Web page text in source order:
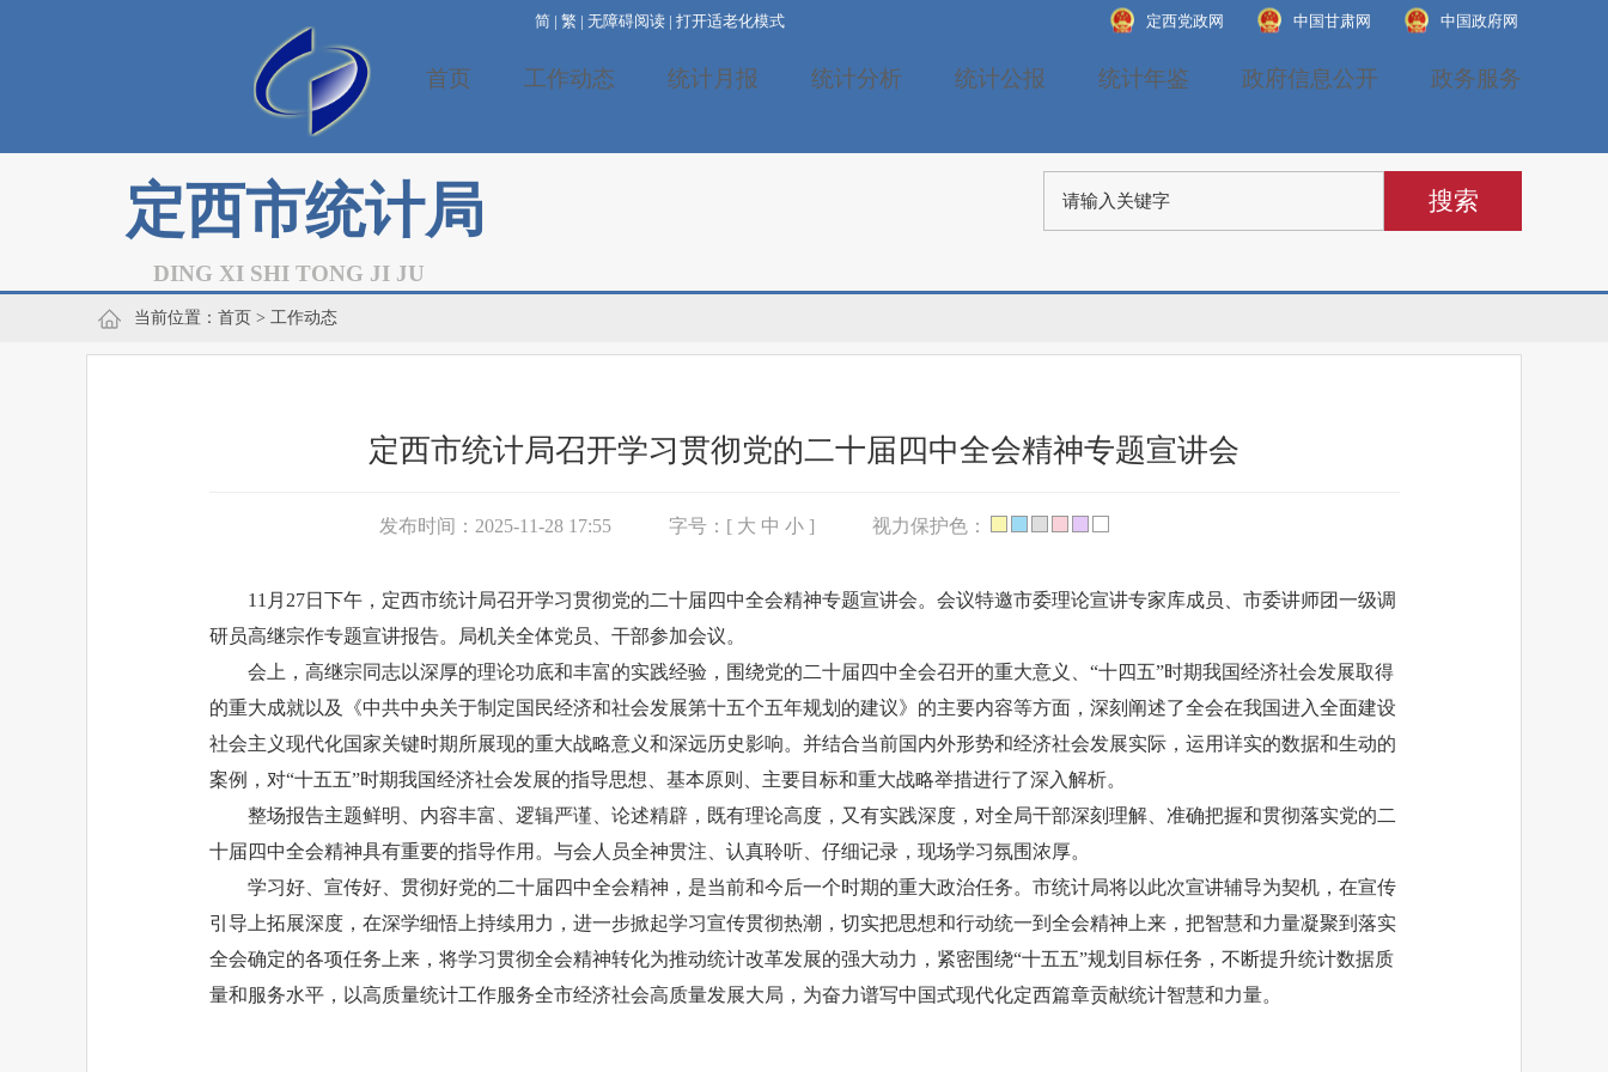
简 | 繁 | 无障碍阅读 | 打开适老化模式 中国政府网
中国甘肃网
定西党政网
首页 工作动态 统计月报 统计分析 统计公报 统计年鉴 政府信息公开 政务服务
定西市统计局
DING XI SHI TONG JI JU
当前位置： 首页 > 工作动态
定西市统计局召开学习贯彻党的二十届四中全会精神专题宣讲会
发布时间：2025-11-28 17:55 字号：[ 大 中 小 ] 视力保护色：
11月27日下午，定西市统计局召开学习贯彻党的二十届四中全会精神专题宣讲会。会议特邀市委理论宣讲专家库成员、市委讲师团一级调
研员高继宗作专题宣讲报告。局机关全体党员、干部参加会议。
会上，高继宗同志以深厚的理论功底和丰富的实践经验，围绕党的二十届四中全会召开的重大意义、“十四五”时期我国经济社会发展取得
的重大成就以及《中共中央关于制定国民经济和社会发展第十五个五年规划的建议》的主要内容等方面，深刻阐述了全会在我国进入全面建设
社会主义现代化国家关键时期所展现的重大战略意义和深远历史影响。并结合当前国内外形势和经济社会发展实际，运用详实的数据和生动的
案例，对“十五五”时期我国经济社会发展的指导思想、基本原则、主要目标和重大战略举措进行了深入解析。
整场报告主题鲜明、内容丰富、逻辑严谨、论述精辟，既有理论高度，又有实践深度，对全局干部深刻理解、准确把握和贯彻落实党的二
十届四中全会精神具有重要的指导作用。与会人员全神贯注、认真聆听、仔细记录，现场学习氛围浓厚。
学习好、宣传好、贯彻好党的二十届四中全会精神，是当前和今后一个时期的重大政治任务。市统计局将以此次宣讲辅导为契机，在宣传
引导上拓展深度，在深学细悟上持续用力，进一步掀起学习宣传贯彻热潮，切实把思想和行动统一到全会精神上来，把智慧和力量凝聚到落实
全会确定的各项任务上来，将学习贯彻全会精神转化为推动统计改革发展的强大动力，紧密围绕“十五五”规划目标任务，不断提升统计数据质
量和服务水平，以高质量统计工作服务全市经济社会高质量发展大局，为奋力谱写中国式现代化定西篇章贡献统计智慧和力量。